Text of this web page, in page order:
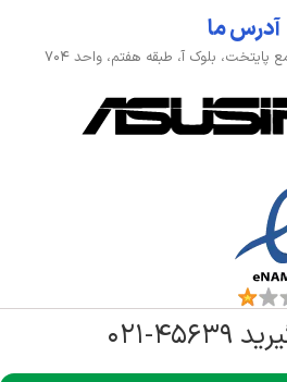
۰۲۱
آدرس ما
پایتخت، بلوک آ، طبقه هفتم، واحد ۷۰۴